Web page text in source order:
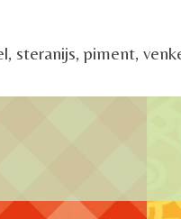
steranijs, piment,